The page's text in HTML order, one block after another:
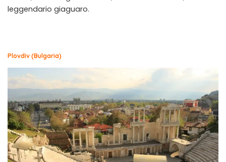
leggendario giaguaro.
Plovdiv (Bulgaria)